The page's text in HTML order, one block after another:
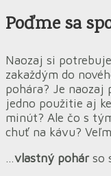
Poďme sa
Naozaj si
zakaždým do
pohára? Je
jedno použitie aj
minút? Ale čo s
chuť na kávu?
…vlastný pohár so